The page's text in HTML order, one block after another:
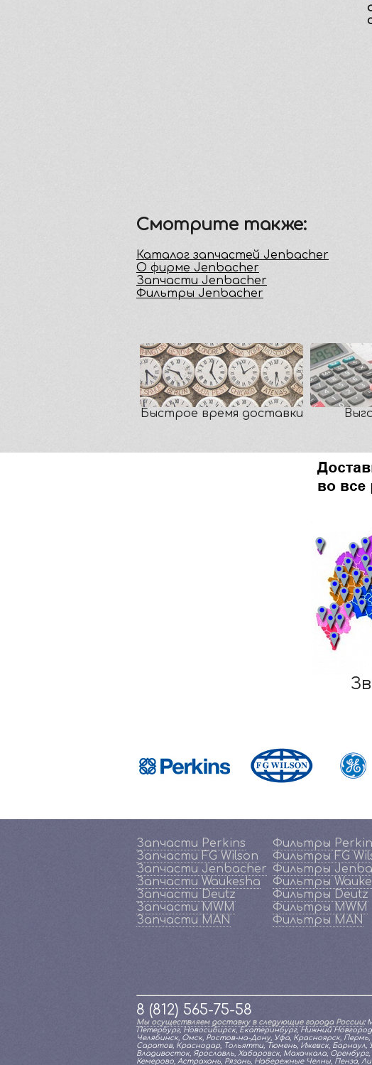
Смотрите также:
Каталог запчастей Jenbacher
О фирме Jenbacher
Запчасти Jenbacher
Фильтры Jenbacher
Быстрое время доставки
Запчасти Perkins
Запчасти FG Wilson
Запчасти Jenbacher
Запчасти Waukesha
Запчасти Deutz
Запчасти MWM
Запчасти MAN
Фильтры
Фильтры FG
Фильтры
Фильтры
Фильтры Deutz
Фильтры MWM
Фильтры MAN
8 (812) 565-75-58
Мы осуществляем доставку в следующие города России:
Петербург, Новосибирск, Екатеринбург, Нижний
Челябинск, Омск, Ростов-на-Дону, Уфа, Красноярск, Пермь,
Саратов, Краснодар, Тольятти, Тюмень, Ижевск, Барнаул,
Владивосток, Ярославль, Хабаровск, Махачкала, Оренбург,
Кемерово, Астрахань, Рязань, Набережные Челны, Пенза,